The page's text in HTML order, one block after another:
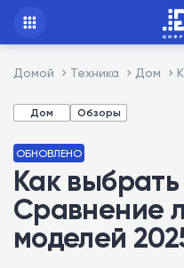
Домой Техника Дом
Дом Обзоры
ОБНОВЛЕНО
Как
Сравнение
моделей